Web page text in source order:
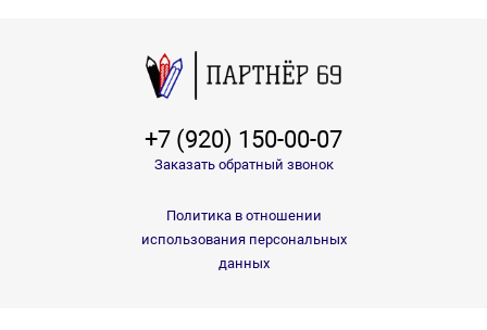
+7 (920) 150-00-07
Заказать обратный звонок
Политика в отношении
использования персональных
данных